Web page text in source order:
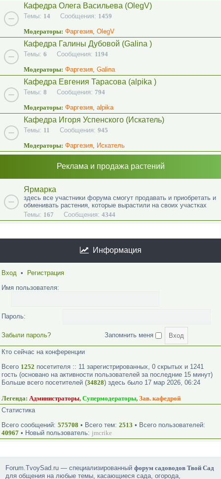
Кафедра Олега Васильева (OlegV)
Темы: 14 Сообщения: 1459
Модераторы: Фаргезия, OlegV
Кафедра Галины Дубовой (Galina )
Темы: 6 Сообщения: 1194
Модераторы: Фаргезия, Galina
Кафедра Евгения Тарасова (alpika )
Темы: 8 Сообщения: 794
Модераторы: Фаргезия, alpika
Кафедра Игоря Успенского (Искатель)
Темы: 11 Сообщения: 945
Модераторы: Фаргезия, Искатель
Реклама и продажа растений
Ярмарка
здесь все участники форума смогут продавать и приобретать и
обменивать растения, которые вырастили на своих участках
Темы: 167 Сообщения: 4344
Информация
Вход •
Регистрация
Имя пользователя:
Пароль:
Забыли пароль? Запомнить меня
Кто сейчас на конференции
Всего 1252 посетителя :: 11 зарегистрированных, 0 скрытых и 1241
гость (основано на активности пользователей за последние 15 минут)
Больше всего посетителей (34828) здесь было 17 мар 2026, 06:24
Легенда: Администраторы, Супермодераторы, Зав. кафедрой
Статистика
Всего сообщений: 575708 • Всего тем: 2513 • Всего пользователей:
40967 • Новый пользователь: jmcrike
Forum.TvoySad.ru — специализированныйфорум садоводов Твой Сад
для общения на любые темы, касающиеся сада, огорода,